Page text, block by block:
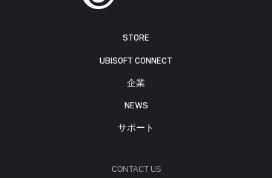
STORE
UBISOFT CONNECT
企業
NEWS
サポート
CONTACT US